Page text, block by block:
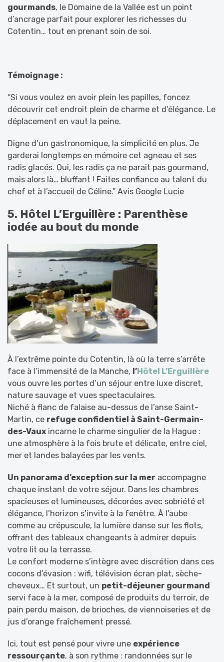
gourmands, le Domaine de la Vallée est un point
d’ancrage parfait pour explorer les richesses du
Cotentin… tout en prenant soin de soi.
Témoignage :
“Si vous voulez en avoir plein les papilles, foncez
découvrir cet endroit plein de charme et d’élégance. Le
déplacement en vaut la peine.
Digne d’un gastronomique, la simplicité en plus. Je
garderai longtemps en mémoire cet agneau et ses
radis glacés. Oui, les radis ça ne parait pas gourmand,
mais alors là… bluffant ! Faites confiance au talent du
chef et à l’accueil de Céline.” Avis Google Lucie
5. Hôtel L’Erguillère : Parenthèse
iodée au bout du monde
À l’extrême pointe du Cotentin, là où la terre s’arrête
face à l’immensité de la Manche, l’Hôtel L’Erguillère
vous ouvre les portes d’un séjour entre luxe discret,
nature sauvage et vues spectaculaires.
Niché à flanc de falaise au-dessus de l’anse Saint-
Martin, ce refuge confidentiel à Saint-Germain-
des-Vaux incarne le charme singulier de la Hague :
une atmosphère à la fois brute et délicate, entre ciel,
mer et landes balayées par les vents.
Un panorama d’exception sur la mer accompagne
chaque instant de votre séjour. Dans les chambres
spacieuses et lumineuses, décorées avec sobriété et
élégance, l’horizon s’invite à la fenêtre. À l’aube
comme au crépuscule, la lumière danse sur les flots,
offrant des tableaux changeants à admirer depuis
votre lit ou la terrasse.
Le confort moderne s’intègre avec discrétion dans ces
cocons d’évasion : wifi, télévision écran plat, sèche-
cheveux… Et surtout, un petit-déjeuner gourmand
servi face à la mer, composé de produits du terroir, de
pain perdu maison, de brioches, de viennoiseries et de
jus d’orange fraîchement pressé.
Ici, tout est pensé pour vivre une expérience
ressourçante, à son rythme : randonnées sur le